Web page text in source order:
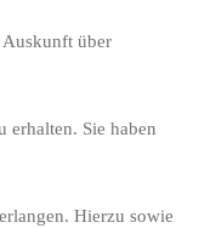
Auskunft über
erhalten. Sie haben
Hierzu sowie